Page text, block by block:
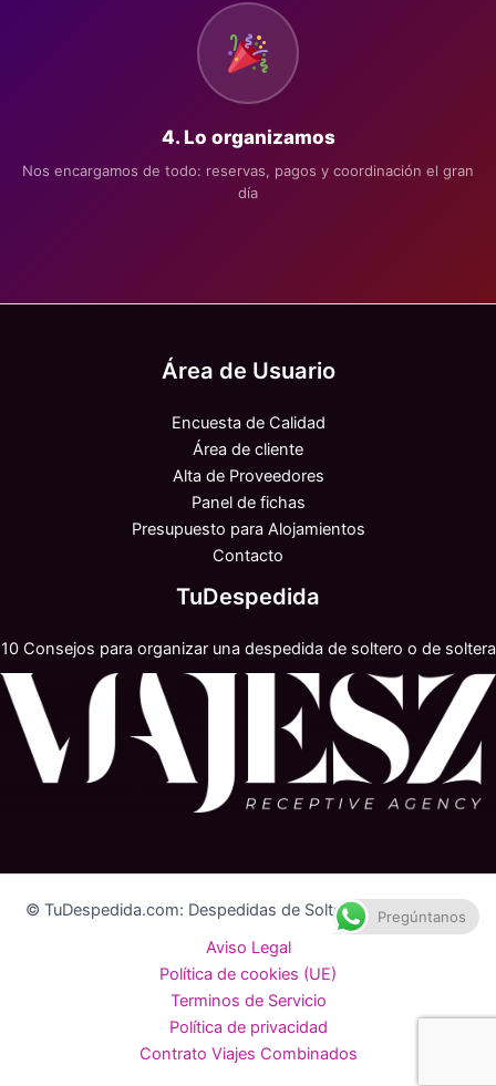
4. Lo organizamos
Nos encargamos de todo: reservas, pagos y coordinación el gran
día
Área de Usuario
Encuesta de Calidad
Área de cliente
Alta de Proveedores
Panel de fichas
Presupuesto para Alojamientos
Contacto
TuDespedida
10 Consejos para organizar una despedida de soltero o de soltera
© TuDespedida.com: Despedidas de Soltero y Soltera 2026
Aviso Legal
Política de cookies (UE)
Terminos de Servicio
Política de privacidad
Contrato Viajes Combinados
Pregúntanos